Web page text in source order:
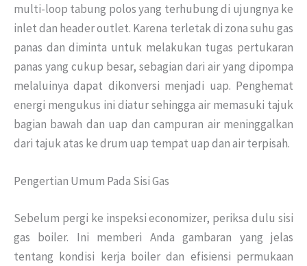
multi-loop tabung polos yang terhubung di ujungnya ke
inlet dan header outlet. Karena terletak di zona suhu gas
panas dan diminta untuk melakukan tugas pertukaran
panas yang cukup besar, sebagian dari air yang dipompa
melaluinya dapat dikonversi menjadi uap. Penghemat
energi mengukus ini diatur sehingga air memasuki tajuk
bagian bawah dan uap dan campuran air meninggalkan
dari tajuk atas ke drum uap tempat uap dan air terpisah.
Pengertian Umum Pada Sisi Gas
Sebelum pergi ke inspeksi economizer, periksa dulu sisi
gas boiler. Ini memberi Anda gambaran yang jelas
tentang kondisi kerja boiler dan efisiensi permukaan